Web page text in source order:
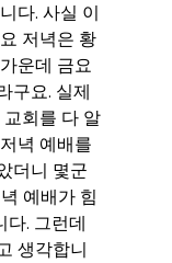
다. 사실 이
저녁은 황
운데 금요
구요. 실제
회를 다 알
녁 예배를
더니 몇군
예배가 힘
다. 그런데
생각합니